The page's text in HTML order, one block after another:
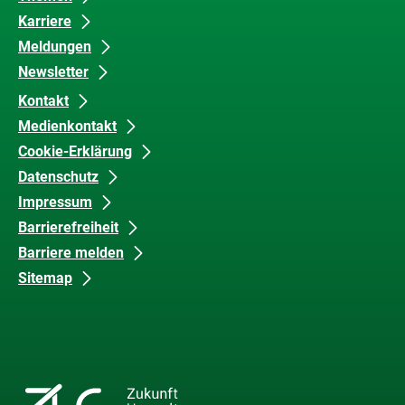
Karriere
Meldungen
Newsletter
Kontakt
Medienkontakt
Cookie-Erklärung
Datenschutz
Impressum
Barrierefreiheit
Barriere melden
Sitemap